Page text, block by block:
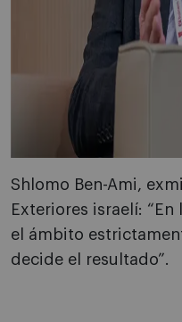
Shlomo Ben-Ami,
Exteriores israelí:
el ámbito
decide el resultado”.